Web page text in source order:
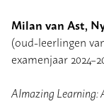
Milan van Ast,
(oud-leerlingen
examenjaar
AImazing Learning: